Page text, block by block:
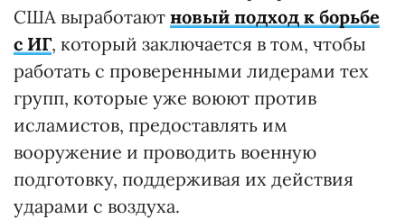
США выработают новый подход к борьбе
с ИГ, который заключается в том, чтобы
работать с проверенными лидерами тех
групп, которые уже воюют против
исламистов, предоставлять им
вооружение и проводить военную
подготовку, поддерживая их действия
ударами с воздуха.